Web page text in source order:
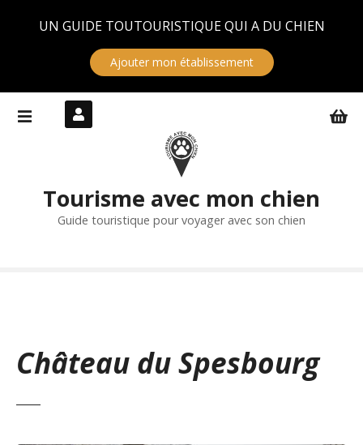
UN GUIDE TOUTOURISTIQUE QUI A DU CHIEN
Ajouter mon établissement
Tourisme avec mon chien
Guide touristique pour voyager avec son chien
Château du Spesbourg